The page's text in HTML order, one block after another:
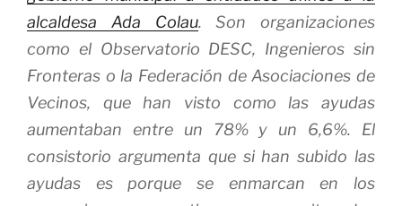
alcaldesa Ada Colau. Son organizaciones
como el Observatorio DESC, Ingenieros sin
Fronteras o la Federación de Asociaciones de
Vecinos, que han visto como las ayudas
aumentaban entre un 78% y un 6,6%. El
consistorio argumenta que si han subido las
ayudas es porque se enmarcan en los